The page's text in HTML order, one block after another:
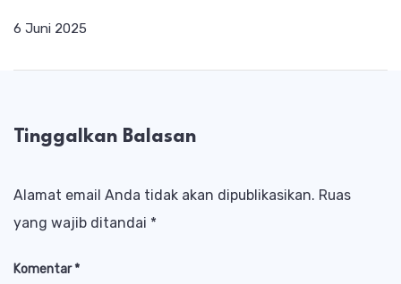
6 Juni 2025
Tinggalkan Balasan
Alamat email Anda tidak akan dipublikasikan. Ruas
yang wajib ditandai *
Komentar*